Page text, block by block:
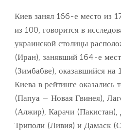
Киев занял 166-е место из
из 100, говорится в
украинской столицы
(Иран), занявший 164-е
(Зимбабве), оказавшийся
Киева в рейтинге
(Папуа – Новая Гвинея),
(Алжир), Карачи (Пакистан),
Триполи (Ливия) и Дамаск